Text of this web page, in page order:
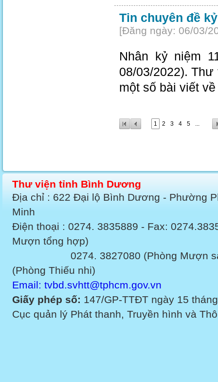
Tin chuyên đề
[Đăng ngày: 06/03/
Nhân kỷ niệm
08/03/2022).
một số bài viết
1 2 3 4 5 ...
Thư viện tỉnh Bình Dương
Địa chỉ : 622 Đại lộ Bình Dương - Phường
Minh
Điện thoại : 0274. 3835889 - Fax:
Mượn tổng hợp)
0274. 3827080 (Phòng Mượn sách
(Phòng Thiếu nhi)
Email: tvbd.svhtt@tphcm.gov.vn
Giấy phép số: 147/GP-TTĐT ngày 15
Cục quản lý Phát thanh, Truyền hình và